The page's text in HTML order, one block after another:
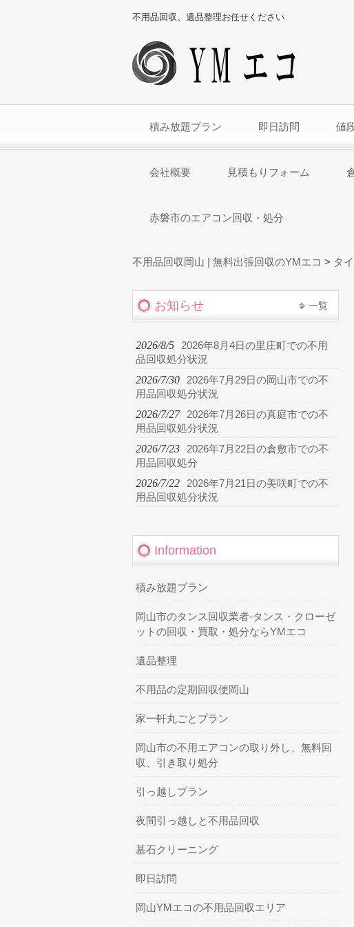
不用品回収、遺品整理お任せください
積み放題プラン 即日訪問 値
会社概要 見積もりフォーム
赤磐市のエアコン回収・処分
不用品回収岡山 | 無料出張回収のYMエコ > タ
お知らせ 一覧
2026/8/5
2026年8月4日の里庄町での不用
品回収処分状況
2026/7/30
2026年7月29日の岡山市での不
用品回収処分状況
2026/7/27
2026年7月26日の真庭市での不
用品回収処分状況
2026/7/23
2026年7月22日の倉敷市での不
用品回収処分
2026/7/22
2026年7月21日の美咲町での不
用品回収処分状況
Information
積み放題プラン
岡山市のタンス回収業者-タンス・クローゼ
ットの回収・買取・処分ならYMエコ
遺品整理
不用品の定期回収便岡山
家一軒丸ごとプラン
岡山市の不用エアコンの取り外し、無料回
収、引き取り処分
引っ越しプラン
夜間引っ越しと不用品回収
墓石クリーニング
即日訪問
岡山YMエコの不用品回収エリア